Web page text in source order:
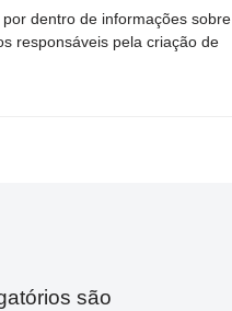
dentro de informações sobre
responsáveis pela criação de
são